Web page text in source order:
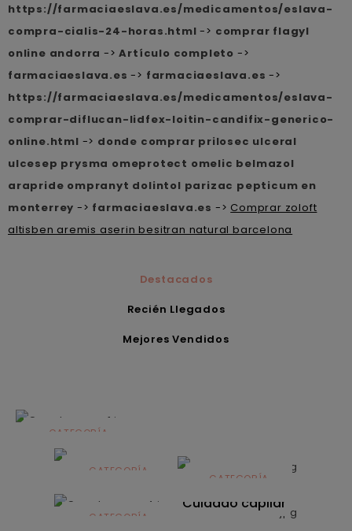
https://farmaciaeslava.es/medicamentos/eslava-
compra-cialis-24-horas.html -> comprar flagyl
online andorra ->Artículo completo ->
farmaciaeslava.es -> farmaciaeslava.es ->
https://farmaciaeslava.es/medicamentos/eslava-
comprar-diflucan-lidfex-loitin-candifix-generico-
online.html -> donde comprar prilosec ulceral
ulcesep prysma omeprotect omelic belmazol
arapride ompranyt dolintol parizac pepticum en
monterrey -> farmaciaeslava.es -> Comprar zoloft
altisben aremis aserin besitran natural barcelona
Destacados
Recién Llegados
Mejores Vendidos
CATEGORÍA
Alimentación
infantilCATEGORÍA
Dermocosmética
CATEGORÍA
Solares
CATEGORÍA
Cuidado capilar